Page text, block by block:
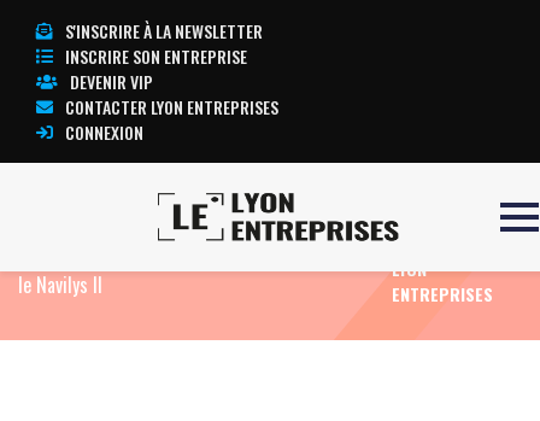
S'INSCRIRE À LA NEWSLETTER
INSCRIRE SON ENTREPRISE
DEVENIR VIP
CONTACTER LYON ENTREPRISES
CONNEXION
Lyon City Boat réceptionne un
le Navilys II
TOUTE
L’ACTUALITÉ
LYON
ENTREPRISES